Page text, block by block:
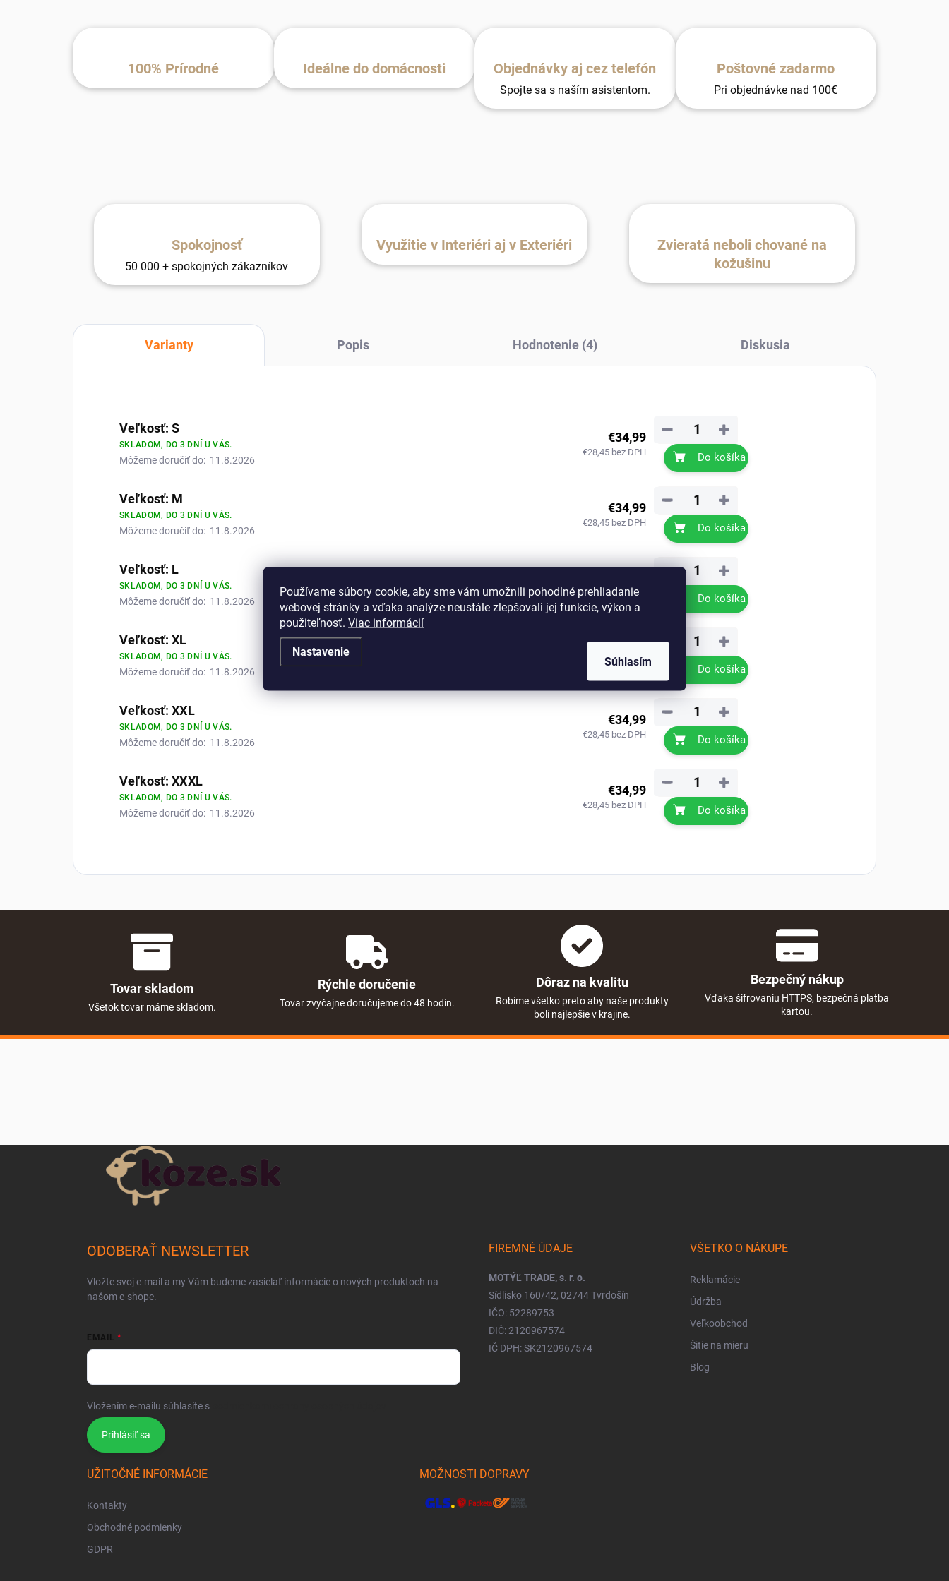
Používame súbory cookie, aby sme vám umožnili pohodlné prehliadanie
webovej stránky a vďaka analýze neustále zlepšovali jej funkcie, výkon a
použiteľnosť. Viac informácií
Nastavenie
Súhlasím
100% Prírodné Ideálne do domácnosti Objednávky aj cez telefón
Spojte sa s naším asistentom.
Poštovné zadarmo
Pri objednávke nad 100€
Spokojnosť
50 000 + spokojných zákazníkov
Využitie v Interiéri aj v Exteriéri
Zvieratá neboli chované na
kožušinu
Varianty Popis Hodnotenie (4) Diskusia
Veľkosť: S
SKLADOM, DO 3 DNÍ U VÁS.
Môžeme doručiť do: 11.8.2026
€34,99
€28,45 bez DPH
+
−
Do košíka
Veľkosť: M
SKLADOM, DO 3 DNÍ U VÁS.
Môžeme doručiť do: 11.8.2026
€34,99
€28,45 bez DPH
+
−
Do košíka
Veľkosť: L
SKLADOM, DO 3 DNÍ U VÁS.
Môžeme doručiť do: 11.8.2026
€28,45 bez DPH
+
−
Do košíka
Veľkosť: XL
SKLADOM, DO 3 DNÍ U VÁS.
Môžeme doručiť do: 11.8.2026
€28,45 bez DPH
+
−
Do košíka
Veľkosť: XXL
SKLADOM, DO 3 DNÍ U VÁS.
Môžeme doručiť do: 11.8.2026
€34,99
€28,45 bez DPH
+
−
Do košíka
Veľkosť: XXXL
SKLADOM, DO 3 DNÍ U VÁS.
Môžeme doručiť do: 11.8.2026
€34,99
€28,45 bez DPH
+
−
Do košíka
Tovar skladom
Všetok tovar máme skladom.
Rýchle doručenie
Tovar zvyčajne doručujeme do 48 hodín.
Dôraz na kvalitu
Robíme všetko preto aby naše produkty
boli najlepšie v krajine.
Bezpečný nákup
Vďaka šifrovaniu HTTPS, bezpečná platba
kartou.
ODOBERAŤ NEWSLETTER
Vložte svoj e-mail a my Vám budeme zasielať informácie o nových produktoch na
našom e-shope.
EMAIL
Vložením e-mailu súhlasíte s
Prihlásiť sa
FIREMNÉ ÚDAJE
MOTÝĽ TRADE, s. r. o.
Sídlisko 160/42, 02744 Tvrdošín
IČO: 52289753
DIČ: 2120967574
IČ DPH: SK2120967574
VŠETKO O NÁKUPE
Reklamácie
Údržba
Veľkoobchod
Šitie na mieru
Blog
UŽITOČNÉ INFORMÁCIE
Kontakty
Obchodné podmienky
GDPR
MOŽNOSTI DOPRAVY